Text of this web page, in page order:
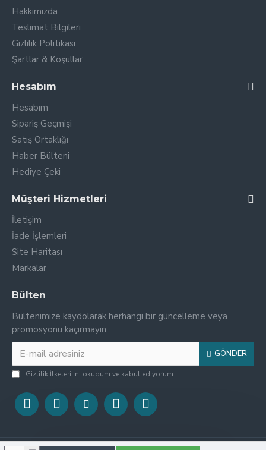
Hakkımızda
Teslimat Bilgileri
Gizlilik Politikası
Şartlar & Koşullar
Hesabım
Hesabım
Sipariş Geçmişi
Satış Ortaklığı
Haber Bülteni
Hediye Çeki
Müşteri Hizmetleri
İletişim
İade İşlemleri
Site Haritası
Markalar
Bülten
Bültenimize kaydolarak herhangi bir güncelleme veya
promosyonu kaçırmayın.
GÖNDER
Gizlilik İlkeleri 'ni okudum ve kabul ediyorum.